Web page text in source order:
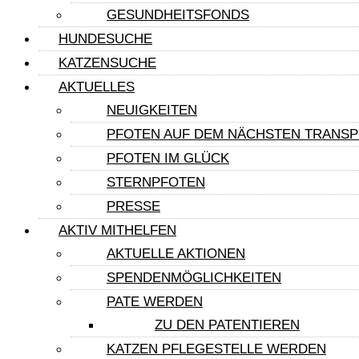
GESUNDHEITSFONDS
HUNDESUCHE
KATZENSUCHE
AKTUELLES
NEUIGKEITEN
PFOTEN AUF DEM NÄCHSTEN
PFOTEN IM GLÜCK
STERNPFOTEN
PRESSE
AKTIV MITHELFEN
AKTUELLE AKTIONEN
SPENDENMÖGLICHKEITEN
PATE WERDEN
ZU DEN PATENTIEREN
KATZEN PFLEGESTELLE WERDEN